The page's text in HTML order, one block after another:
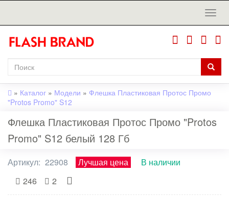
» Каталог » Модели » Флешка Пластиковая Протос Промо
"Protos Promo" S12
Флешка Пластиковая Протос Промо "Protos
Promo" S12 белый 128 Гб
Артикул: 22908 Лучшая цена
В наличии
246
2